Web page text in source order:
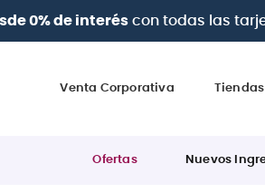
Venta Corporativa Tiendas
Ofertas Nuevos